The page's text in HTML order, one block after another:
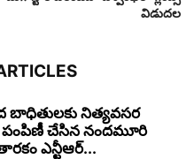
విడుదల
బాధితులకు నిత్యవసర
పంపిణీ చేసిన నందమూరి
ఎన్టీఆర్...